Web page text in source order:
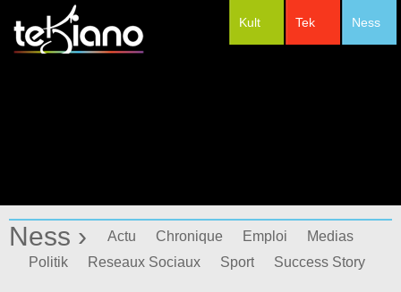
Ness
Tek
Kult
Ness › Actu Chronique Emploi
Medias
Politik
Reseaux Sociaux Sport Success Story